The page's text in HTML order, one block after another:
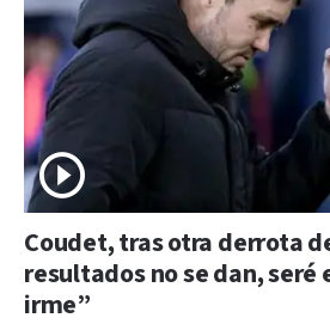
Coudet, tras otra derrota
resultados no se dan, seré
irme”